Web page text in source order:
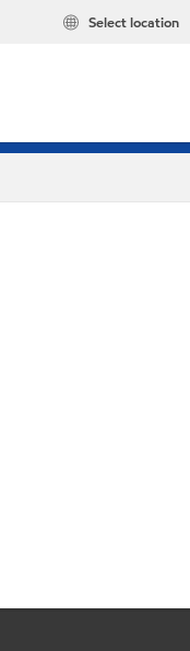
Select location